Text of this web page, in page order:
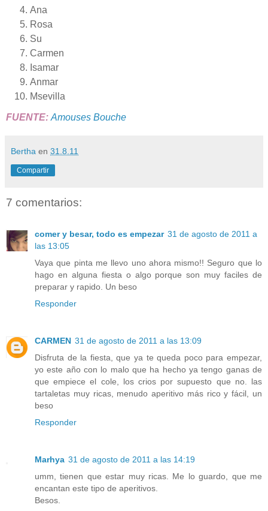
Ana
Rosa
Su
Carmen
Isamar
Anmar
Msevilla
FUENTE:Amouses Bouche
Bertha en 31.8.11
Compartir
7 comentarios:
comer y besar, todo es empezar 31 de agosto de 2011 a
las 13:05
Vaya que pinta me llevo uno ahora mismo!! Seguro que lo
hago en alguna fiesta o algo porque son muy faciles de
preparar y rapido. Un beso
Responder
CARMEN 31 de agosto de 2011 a las 13:09
Disfruta de la fiesta, que ya te queda poco para empezar,
yo este año con lo malo que ha hecho ya tengo ganas de
que empiece el cole, los crios por supuesto que no. las
tartaletas muy ricas, menudo aperitivo más rico y fácil, un
beso
Responder
Marhya 31 de agosto de 2011 a las 14:19
umm, tienen que estar muy ricas. Me lo guardo, que me
encantan este tipo de aperitivos.
Besos.